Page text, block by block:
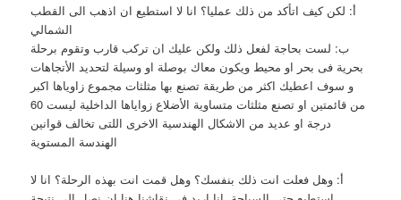
أ: لكن كيف اتأكد من ذلك عمليا؟ انا لا استطيع ان اذهب الى القطب
الشمالي
ب: لست بحاجة لفعل ذلك ولكن عليك ان تركب قارب وتقوم برحلة
بحرية فى بحر او محيط ويكون معاك بوصلة او وسيلة لتحديد الأتجاهات
و سوف اعطيك اكثر من طريقة تصنع بها مثلثات مجموع زاوياها اكبر
من قائمتين او تصنع مثلثات متساوية الأضلاع زواياها الداخلية ليست 60
درجة او عديد من الاشكال الهندسية الاخرى اللتى تخالف قوانين
الهندسة المستوية
أ: وهل فعلت انت ذلك بنفسك؟ وهل قمت انت بهذه الرحلة؟ انا لا